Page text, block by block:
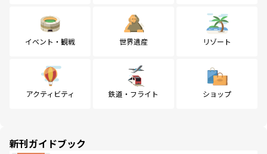
イベント・観戦 世界遺産 リゾート
アクティビティ 鉄道・フライト ショップ
新刊ガイドブック